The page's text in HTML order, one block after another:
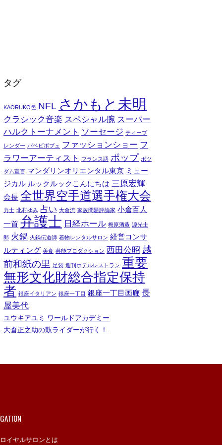
タグ
KAORUKO色 NFL さかもと未明
クラシック音楽 スペシャル腕 スーパー
ハルクトーナメント ソーセージ ティーブ
レンダー バベビボブュ ファッションショー フ
ラワーアーティスト
フランス語 ポップ ポツ
ダム宣言 マンダリンオリエンタル東京 ミュー
ジカル ルックルックこんにちは 三原宏輝
会長 全世界空手道選手権大会
力士 北村ゆみ 占い 大倉流 家族問題評論家 小倉百人
一首 弁護士 日経ホール 梅原酒造 源光士
郎 火鍋 火鍋伝道師 着物レンタルサロン 経営コンサ
ルティング 美食 芸能プロダクション 西田公昭 越
前和紙の里 足袋 週刊ホテルレストラン 重要
無形文化財総合指定保持
者 銀座イタリアン 銀座一丁目 銀座一丁目画廊 長
屋美代
ユウキアユミ ワールドアカデミー
大倉正之助の鼓ライダーが行く！
イヤルサロンとは